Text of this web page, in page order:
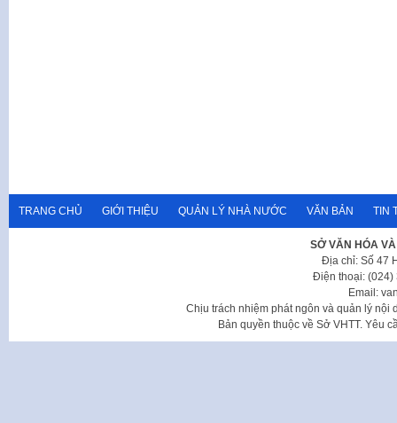
TRANG CHỦ GIỚI THIỆU QUẢN LÝ NHÀ NƯỚC VĂN BẢN TIN
SỞ VĂN HÓA
Địa chỉ: Số 47
Điện thoại: (024)
Email:
Chịu trách nhiệm phát ngôn và quản lý nội
Bản quyền thuộc về Sở VHTT. Yêu